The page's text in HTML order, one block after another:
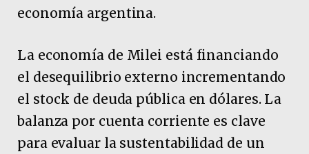
economía argentina.
La economía de Milei está financiando
el desequilibrio externo incrementando
el stock de deuda pública en dólares. La
balanza por cuenta corriente es clave
para evaluar la sustentabilidad de un